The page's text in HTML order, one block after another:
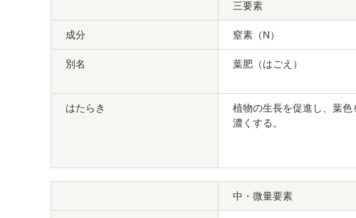
三要素
成分 窒素（N）
別名 葉肥（はごえ）
はたらき
植物の生長を促進し、葉色
濃くする。
中・微量要素